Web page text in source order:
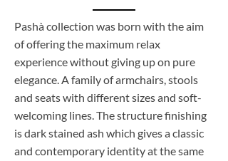
Pashà collection was born with the aim
of offering the maximum relax
experience without giving up on pure
elegance. A family of armchairs, stools
and seats with different sizes and soft-
welcoming lines. The structure finishing
is dark stained ash which gives a classic
and contemporary identity at the same